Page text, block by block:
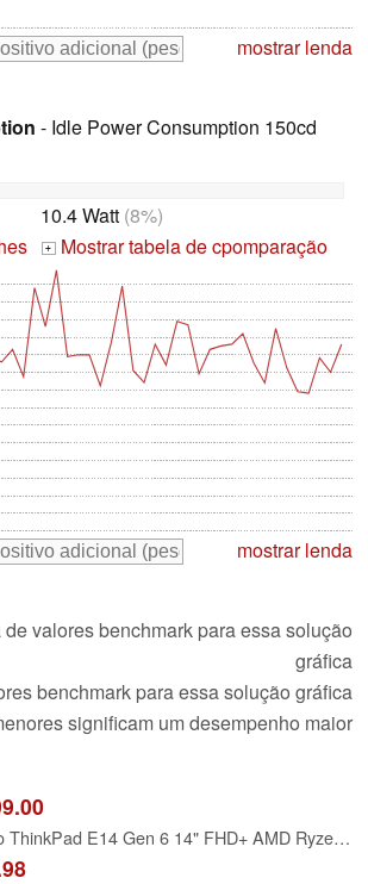
mostrar lenda
- Idle Power Consumption 150cd
10.4 Watt(8%)
+ Mostrar tabela de cpomparação
mostrar lenda
de valores benchmark para essa solução
gráfica
benchmark para essa solução gráfica
significam um desempenho maior
Lenovo ThinkPad E14 Gen 6 14" FHD+ AMD Ryzen 5 7535U Business Laptop